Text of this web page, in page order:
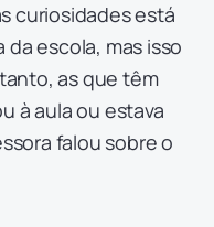
curiosidades está
escola, mas isso
as que têm
à aula ou estava
falou sobre o